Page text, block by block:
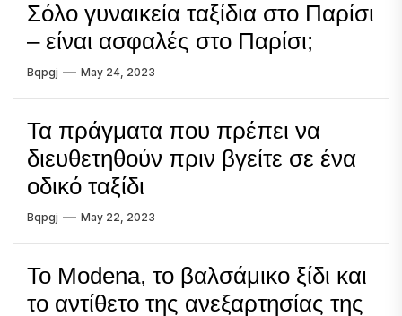
Σόλο γυναικεία ταξίδια στο Παρίσι
– είναι ασφαλές στο Παρίσι;
Bqpgj May 24, 2023
Τα πράγματα που πρέπει να
διευθετηθούν πριν βγείτε σε ένα
οδικό ταξίδι
Bqpgj May 22, 2023
Το Modena, το βαλσάμικο ξίδι και
το αντίθετο της ανεξαρτησίας της